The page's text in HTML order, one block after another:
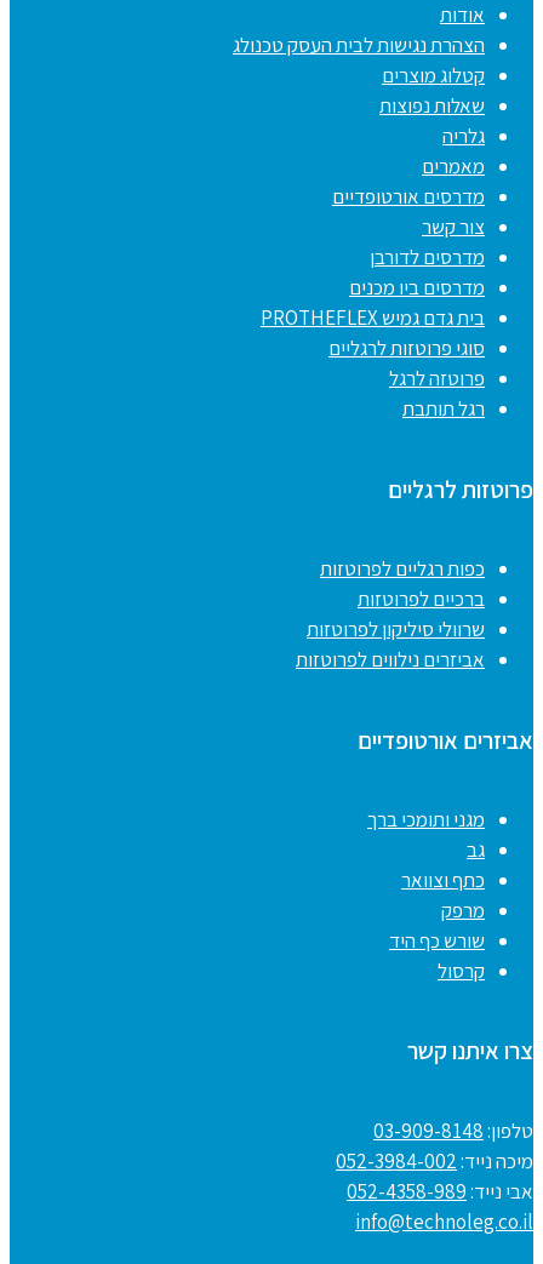
אודות
הצהרת נגישות לבית העסק טכנולג
קטלוג מוצרים
שאלות נפוצות
גלריה
מאמרים
מדרסים אורטופדיים
צור קשר
מדרסים לדורבן
מדרסים ביו מכנים
בית גדם גמיש PROTHEFLEX
סוגי פרוטזות לרגליים
פרוטזה לרגל
רגל תותבת
פרוטזות לרגליים
כפות רגליים לפרוטזות
ברכיים לפרוטזות
שרוולי סיליקון לפרוטזות
אביזרים נילווים לפרוטזות
אביזרים אורטופדיים
מגני ותומכי ברך
גב
כתף וצוואר
מרפק
שורש כף היד
קרסול
צרו איתנו קשר
טלפון:03-909-8148
מיכה נייד:052-3984-002
אבי נייד:052-4358-989
info@technoleg.co.il